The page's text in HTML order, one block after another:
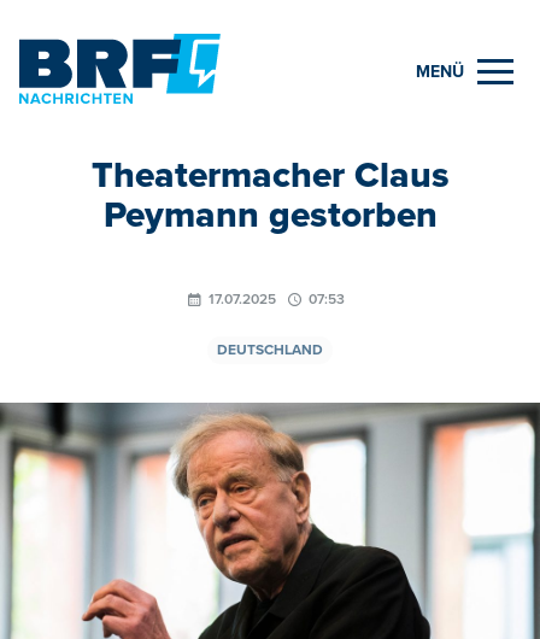
MENÜ
Theatermacher Claus
Peymann gestorben
17.07.2025 07:53
DEUTSCHLAND